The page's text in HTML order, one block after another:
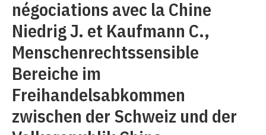
négociations avec la Chine
Niedrig J. et Kaufmann C.,
Menschenrechtssensible
Bereiche im
Freihandelsabkommen
zwischen der Schweiz und der